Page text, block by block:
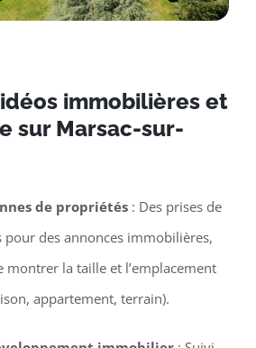
immobilières et
sur Marsac-sur-
de propriétés: Des prises de
pour des annonces immobilières,
montrer la taille et l’emplacement
appartement, terrain).